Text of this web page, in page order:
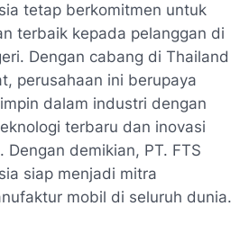
tetap berkomitmen untuk
terbaik kepada pelanggan di
Dengan cabang di Thailand
perusahaan ini berupaya
dalam industri dengan
terbaru dan inovasi
demikian, PT. FTS
siap menjadi mitra
mobil di seluruh dunia.